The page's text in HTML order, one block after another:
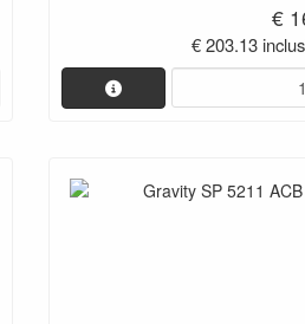
€
€ 203.13